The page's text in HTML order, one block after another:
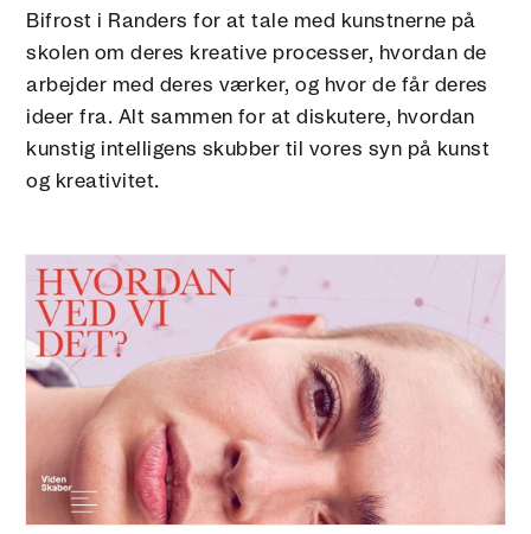
Bifrost i Randers for at tale med kunstnerne på
skolen om deres kreative processer, hvordan de
arbejder med deres værker, og hvor de får deres
ideer fra. Alt sammen for at diskutere, hvordan
kunstig intelligens skubber til vores syn på kunst
og kreativitet.